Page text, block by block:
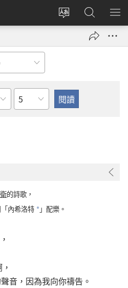
更
登
錄
（開
搜
尋
JW.ORG
顯
章
的詩歌，
內希洛特 *」配樂。
，
音，因為我向你禱告。